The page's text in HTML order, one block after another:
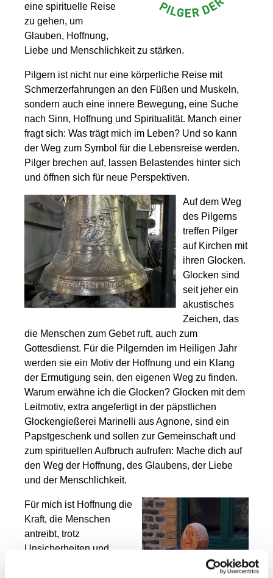
eine spirituelle Reise
zu gehen, um
Glauben, Hoffnung,
Liebe und Menschlichkeit zu stärken.
Pilgern ist nicht nur eine körperliche Reise mit
Schmerzerfahrungen an den Füßen und Muskeln,
sondern auch eine innere Bewegung, eine Suche
nach Sinn, Hoffnung und Spiritualität. Manch einer
fragt sich: Was trägt mich im Leben? Und so kann
der Weg zum Symbol für die Lebensreise werden.
Pilger brechen auf, lassen Belastendes hinter sich
und öffnen sich für neue Perspektiven.
Auf dem Weg
des Pilgerns
treffen Pilger
auf Kirchen mit
ihren Glocken.
Glocken sind
seit jeher ein
akustisches
Zeichen, das
die Menschen zum Gebet ruft, auch zum
Gottesdienst. Für die Pilgernden im Heiligen Jahr
werden sie ein Motiv der Hoffnung und ein Klang
der Ermutigung sein, den eigenen Weg zu finden.
Warum erwähne ich die Glocken? Glocken mit dem
Leitmotiv, extra angefertigt in der päpstlichen
Glockengießerei Marinelli aus Agnone, sind ein
Papstgeschenk und sollen zur Gemeinschaft und
zum spirituellen Aufbruch aufrufen: Mache dich auf
den Weg der Hoffnung, des Glaubens, der Liebe
und der Menschlichkeit.
Für mich ist Hoffnung die
Kraft, die Menschen
antreibt, trotz
Unsicherheiten und